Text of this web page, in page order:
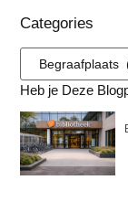
Categories
Heb je Deze